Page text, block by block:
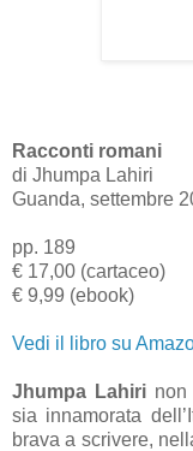
Racconti romani
di Jhumpa Lahiri
Guanda, settembre
pp. 189
€ 17,00 (cartaceo)
€ 9,99 (ebook)
Vedi il libro su
Jhumpa Lahiri
sia innamorata
brava a scrivere,